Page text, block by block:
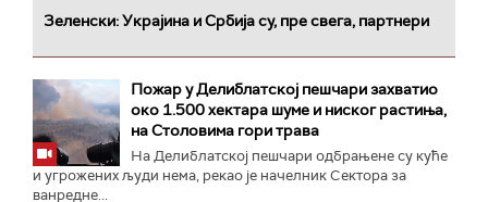
Зеленски: Украјина и Србија су, пре свега, партнери
Пожар у Делиблатској пешчари захватио
око 1.500 хектара шуме и ниског растиња,
на Столовима гори трава
На Делиблатској пешчари одбрањене су куће
и угрожених људи нема, рекао је начелник Сектора за
ванредне...